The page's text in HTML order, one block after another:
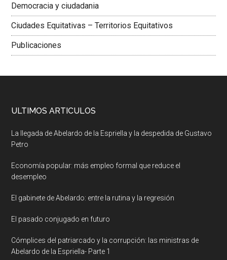
Democracia y ciudadania
Ciudades Equitativas – Territorios Equitativos
Publicaciones
ULTIMOS ARTICULOS
La llegada de Abelardo de la Espriella y la despedida de Gustavo
Petro
Economía popular: más empleo formal que reduce el
desempleo
El gabinete de Abelardo: entre la rutina y la regresión
El pasado conjugado en futuro
Cómplices del patriarcado y la corrupción: las ministras de
Abelardo de la Espriella- Parte 1